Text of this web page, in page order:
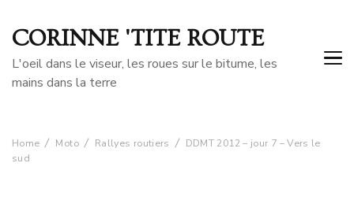
CORINNE 'TITE ROUTE
L'oeil dans le viseur, les roues sur le bitume, les
mains dans la terre
Home Moto Rallyes routiers
DDMT 2012 – jour 7 – Vers le
sud